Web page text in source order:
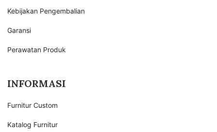
Kebijakan Pengembalian
Garansi
Perawatan Produk
INFORMASI
Furnitur Custom
Katalog Furnitur